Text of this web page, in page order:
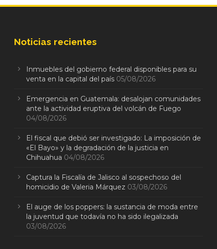
Noticias recientes
Inmuebles del gobierno federal disponibles para su
venta en la capital del país 05/08/2026
Emergencia en Guatemala: desalojan comunidades
ante la actividad eruptiva del volcán de Fuego
04/08/2026
El fiscal que debió ser investigado: La imposición de
«El Bayo» y la degradación de la justicia en
Chihuahua 04/08/2026
Captura la Fiscalía de Jalisco al sospechoso del
homicidio de Valeria Márquez 03/08/2026
El auge de los poppers: la sustancia de moda entre
la juventud que todavía no ha sido ilegalizada
03/08/2026